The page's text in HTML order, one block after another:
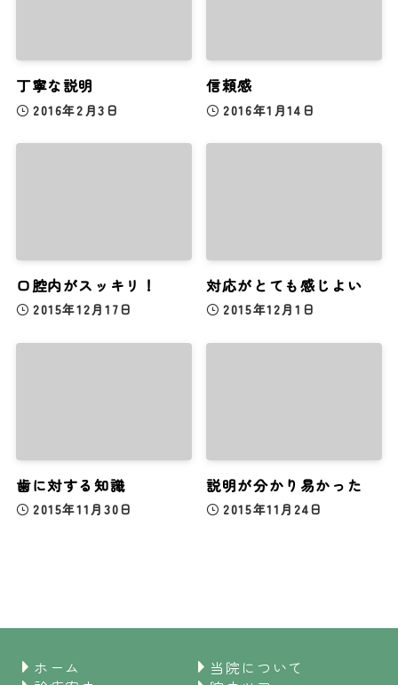
丁寧な説明
2016年2月3日
信頼感
2016年1月14日
口腔内がスッキリ！
2015年12月17日
対応がとても感じよい
2015年12月1日
歯に対する知識
2015年11月30日
説明が分かり易かった
2015年11月24日
ホーム
当院について